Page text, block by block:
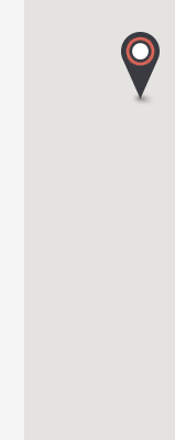
9160 LOKEREN